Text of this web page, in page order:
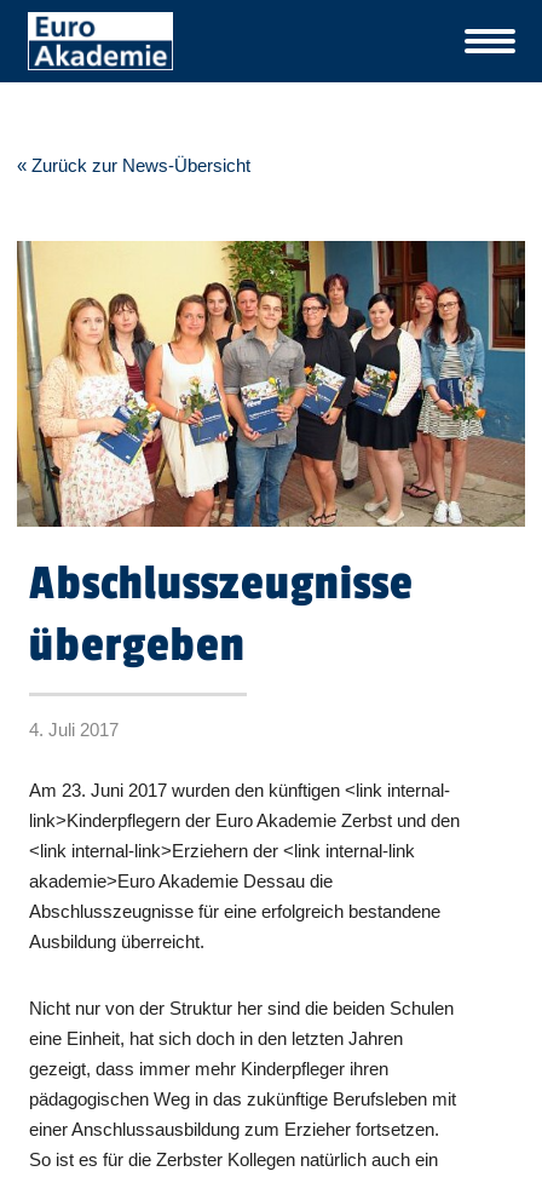
« Zurück zur News-Übersicht
Abschlusszeugnisse
übergeben
4. Juli 2017
Am 23. Juni 2017 wurden den künftigen <link internal-
link>Kinderpflegern der Euro Akademie Zerbst und den
<link internal-link>Erziehern der <link internal-link
akademie>Euro Akademie Dessau die
Abschlusszeugnisse für eine erfolgreich bestandene
Ausbildung überreicht.
Nicht nur von der Struktur her sind die beiden Schulen
eine Einheit, hat sich doch in den letzten Jahren
gezeigt, dass immer mehr Kinderpfleger ihren
pädagogischen Weg in das zukünftige Berufsleben mit
einer Anschlussausbildung zum Erzieher fortsetzen.
So ist es für die Zerbster Kollegen natürlich auch ein